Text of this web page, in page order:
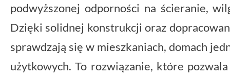
podwyższonej odporności na ścieranie,
Dzięki solidnej konstrukcji oraz
sprawdzają się w mieszkaniach, domach
użytkowych. To rozwiązanie, które